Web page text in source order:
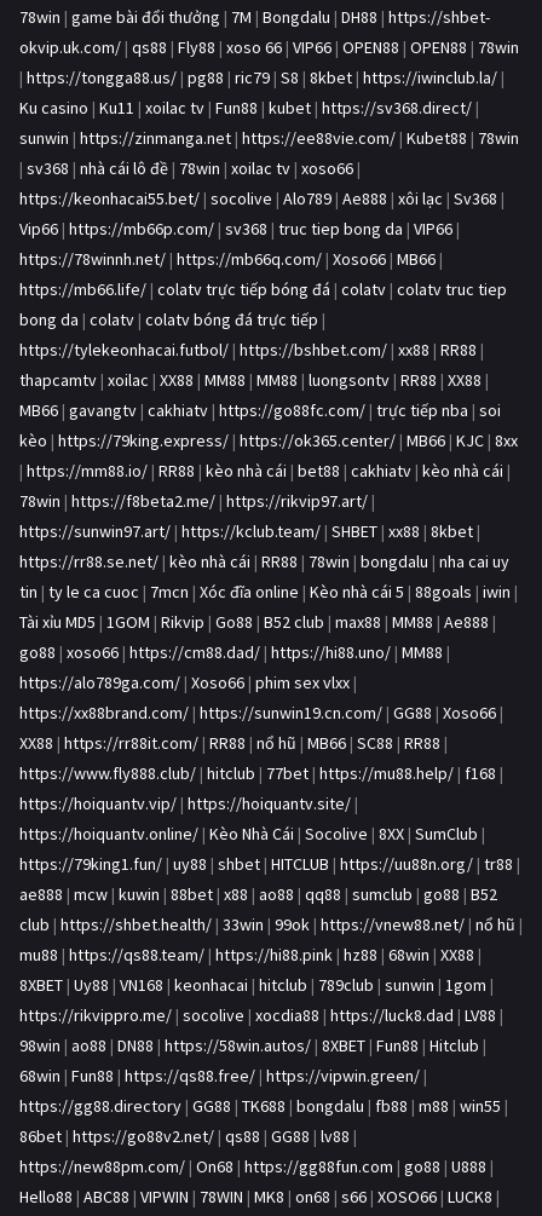
78win | game bài đổi thưởng | 7M | Bongdalu | DH88 | https://shbet-
okvip.uk.com/ | qs88 | Fly88 | xoso 66 | VIP66 | OPEN88 | OPEN88 | 78win
| https://tongga88.us/ | pg88 | ric79 | S8 | 8kbet | https://iwinclub.la/ |
Ku casino | Ku11 | xoilac tv | Fun88 | kubet | https://sv368.direct/ |
sunwin | https://zinmanga.net | https://ee88vie.com/ | Kubet88 | 78win
| sv368 | nhà cái lô đề | 78win | xoilac tv | xoso66 |
https://keonhacai55.bet/ | socolive | Alo789 | Ae888 | xôi lạc | Sv368 |
Vip66 | https://mb66p.com/ | sv368 | truc tiep bong da | VIP66 |
https://78winnh.net/ | https://mb66q.com/ | Xoso66 | MB66 |
https://mb66.life/ | colatv trực tiếp bóng đá | colatv | colatv truc tiep
bong da | colatv | colatv bóng đá trực tiếp |
https://tylekeonhacai.futbol/ | https://bshbet.com/ | xx88 | RR88 |
thapcamtv | xoilac | XX88 | MM88 | MM88 | luongsontv | RR88 | XX88 |
MB66 | gavangtv | cakhiatv | https://go88fc.com/ | trực tiếp nba | soi
kèo | https://79king.express/ | https://ok365.center/ | MB66 | KJC | 8xx
| https://mm88.io/ | RR88 | kèo nhà cái | bet88 | cakhiatv | kèo nhà cái |
78win | https://f8beta2.me/ | https://rikvip97.art/ |
https://sunwin97.art/ | https://kclub.team/ | SHBET | xx88 | 8kbet |
https://rr88.se.net/ | kèo nhà cái | RR88 | 78win | bongdalu | nha cai uy
tin | ty le ca cuoc | 7mcn | Xóc đĩa online | Kèo nhà cái 5 | 88goals | iwin |
Tài xỉu MD5 | 1GOM | Rikvip | Go88 | B52 club | max88 | MM88 | Ae888 |
go88 | xoso66 | https://cm88.dad/ | https://hi88.uno/ | MM88 |
https://alo789ga.com/ | Xoso66 | phim sex vlxx |
https://xx88brand.com/ | https://sunwin19.cn.com/ | GG88 | Xoso66 |
XX88 | https://rr88it.com/ | RR88 | nổ hũ | MB66 | SC88 | RR88 |
https://www.fly888.club/ | hitclub | 77bet | https://mu88.help/ | f168 |
https://hoiquantv.vip/ | https://hoiquantv.site/ |
https://hoiquantv.online/ | Kèo Nhà Cái | Socolive | 8XX | SumClub |
https://79king1.fun/ | uy88 | shbet | HITCLUB | https://uu88n.org/ | tr88 |
ae888 | mcw | kuwin | 88bet | x88 | ao88 | qq88 | sumclub | go88 | B52
club | https://shbet.health/ | 33win | 99ok | https://vnew88.net/ | nổ hũ |
mu88 | https://qs88.team/ | https://hi88.pink | hz88 | 68win | XX88 |
8XBET | Uy88 | VN168 | keonhacai | hitclub | 789club | sunwin | 1gom |
https://rikvippro.me/ | socolive | xocdia88 | https://luck8.dad | LV88 |
98win | ao88 | DN88 | https://58win.autos/ | 8XBET | Fun88 | Hitclub |
68win | Fun88 | https://qs88.free/ | https://vipwin.green/ |
https://gg88.directory | GG88 | TK688 | bongdalu | fb88 | m88 | win55 |
86bet | https://go88v2.net/ | qs88 | GG88 | lv88 |
https://new88pm.com/ | On68 | https://gg88fun.com | go88 | U888 |
Hello88 | ABC88 | VIPWIN | 78WIN | MK8 | on68 | s66 | XOSO66 | LUCK8 |